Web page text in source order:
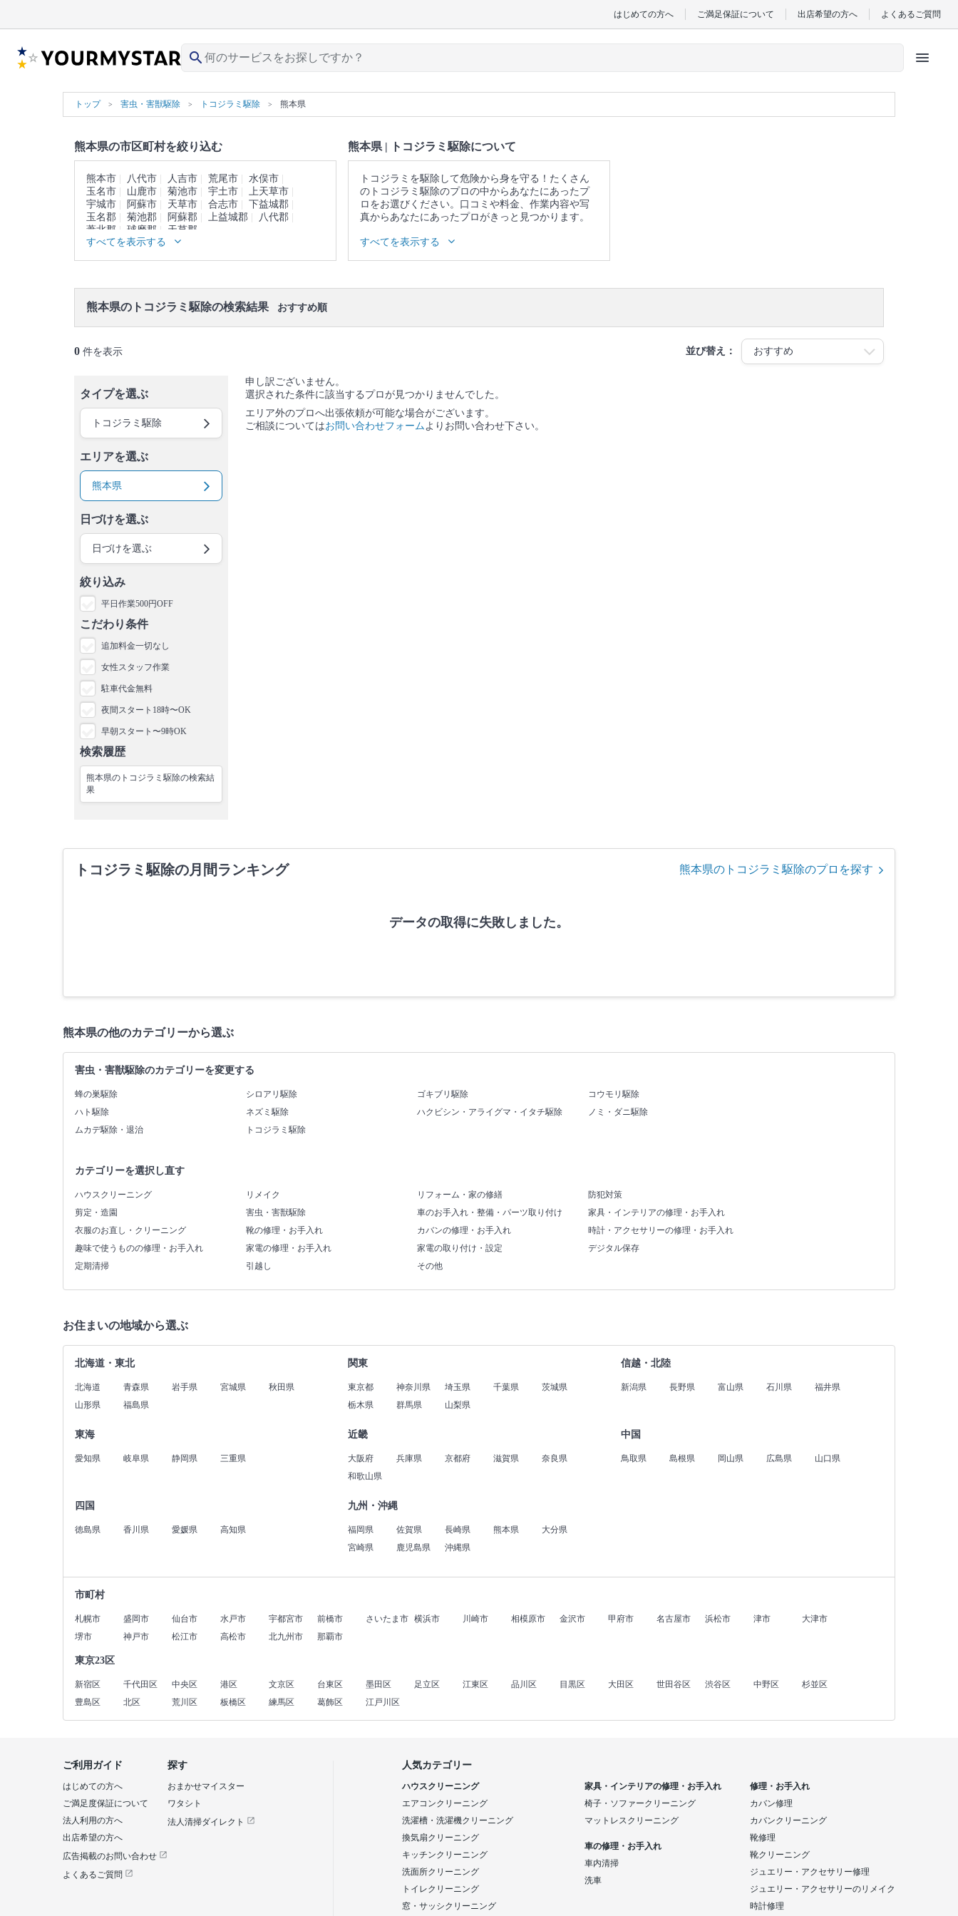
はじめての方へ ご満足保証について 出店希望の方へ よくあるご質問
search menu
トップ 害虫・害獣駆除 トコジラミ駆除 熊本県
熊本県の市区町村を絞り込む
熊本市 八代市 人吉市 荒尾市
水俣市
玉名市
山鹿市 菊池市 宇土市
上天草市
宇城市
阿蘇市 天草市 合志市
下益城郡
玉名郡
菊池郡 阿蘇郡 上益城郡
八代郡
葦北郡
球磨郡
天草郡
すべてを表示する
熊本県 | トコジラミ駆除について
トコジラミを駆除して危険から身を守る！たくさん
のトコジラミ駆除のプロの中からあなたにあったプ
ロをお選びください。口コミや料金、作業内容や写
真からあなたにあったプロがきっと見つかります。
▼表示価格に含まれるトコジラミ駆除の作業範囲
口コミもご参照ください。
すべてを表示する
熊本県のトコジラミ駆除の検索結果 おすすめ順
0 件を表示 並び替え：
タイプを選ぶ
トコジラミ駆除
エリアを選ぶ
熊本県
日づけを選ぶ
日づけを選ぶ
絞り込み
平日作業500円OFF
こだわり条件
追加料金一切なし
女性スタッフ作業
駐車代金無料
夜間スタート18時〜OK
早朝スタート〜9時OK
検索履歴
熊本県のトコジラミ駆除の検索結
果
申し訳ございません。
選択された条件に該当するプロが見つかりませんでした。
エリア外のプロへ出張依頼が可能な場合がございます。
ご相談についてはお問い合わせフォームよりお問い合わせ下さい。
トコジラミ駆除の月間ランキング 熊本県のトコジラミ駆除のプロを探す
データの取得に失敗しました。
熊本県の他のカテゴリーから選ぶ
害虫・害獣駆除のカテゴリーを変更する
蜂の巣駆除 シロアリ駆除 ゴキブリ駆除
コウモリ駆除
ハト駆除
ネズミ駆除 ハクビシン・アライグマ・イタチ駆除
ノミ・ダニ駆除
ムカデ駆除・退治
トコジラミ駆除
カテゴリーを選択し直す
ハウスクリーニング リメイク リフォーム・家の修繕
防犯対策
剪定・造園
害虫・害獣駆除 車のお手入れ・整備・パーツ取り付け
家具・インテリアの修理・お手入れ
衣服のお直し・クリーニング
靴の修理・お手入れ カバンの修理・お手入れ
時計・アクセサリーの修理・お手入れ
趣味で使うものの修理・お手入れ
家電の修理・お手入れ 家電の取り付け・設定
デジタル保存
定期清掃
引越し その他
お住まいの地域から選ぶ
北海道・東北
北海道 青森県 岩手県 宮城県
秋田県
山形県
福島県
関東
東京都 神奈川県 埼玉県 千葉県
茨城県
栃木県
群馬県 山梨県
信越・北陸
新潟県 長野県 富山県 石川県 福井県
東海
愛知県 岐阜県 静岡県 三重県
近畿
大阪府 兵庫県 京都府 滋賀県
奈良県
和歌山県
中国
鳥取県 島根県 岡山県 広島県 山口県
四国
徳島県 香川県 愛媛県 高知県
九州・沖縄
福岡県 佐賀県 長崎県 熊本県
大分県
宮崎県
鹿児島県 沖縄県
市町村
札幌市 盛岡市 仙台市 水戸市 宇都宮市 前橋市 さいたま市 横浜市 川崎市 相模原市 金沢市 甲府市 名古屋市 浜松市 津市
大津市
堺市
神戸市 松江市 高松市 北九州市 那覇市
東京23区
新宿区 千代田区 中央区 港区 文京区 台東区 墨田区 足立区 江東区 品川区 目黒区 大田区 世田谷区 渋谷区 中野区
杉並区
豊島区
北区 荒川区 板橋区 練馬区 葛飾区 江戸川区
探す
おまかせマイスター
ワタシト
法人清掃ダイレクト
ご利用ガイド
はじめての方へ
ご満足度保証について
法人利用の方へ
出店希望の方へ
広告掲載のお問い合わせ
よくあるご質問
人気カテゴリー
ハウスクリーニング
エアコンクリーニング
洗濯槽・洗濯機クリーニング
換気扇クリーニング
キッチンクリーニング
洗面所クリーニング
トイレクリーニング
窓・サッシクリーニング
家具・インテリアの修理・お手入れ
椅子・ソファークリーニング
マットレスクリーニング
車の修理・お手入れ
車内清掃
洗車
修理・お手入れ
カバン修理
カバンクリーニング
靴修理
靴クリーニング
ジュエリー・アクセサリー修理
ジュエリー・アクセサリーのリメイク
時計修理